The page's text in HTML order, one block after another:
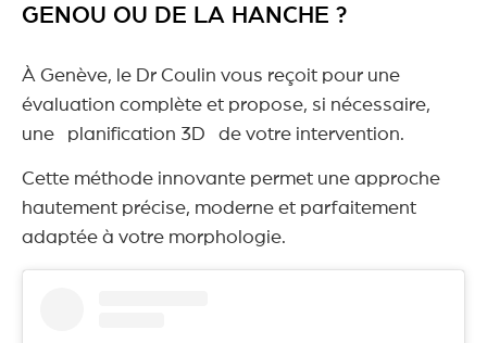
GENOU OU DE LA HANCHE ?
À Genève, le Dr Coulin vous reçoit pour une
évaluation complète et propose, si nécessaire,
une planification 3D de votre intervention.
Cette méthode innovante permet une approche
hautement précise, moderne et parfaitement
adaptée à votre morphologie.